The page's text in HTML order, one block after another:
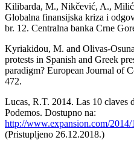
Kilibarda, M., Nikčević, A.,
Globalna finansijska kriza i
br. 12. Centralna banka Crne
Kyriakidou, M. and Olivas-
protests in Spanish and Greek
paradigm? European Journal of
472.
Lucas, R.T. 2014. Las 10 claves
Podemos. Dostupno na:
http://www.expansion.com/
(Pristupljeno 26.12.2018.)